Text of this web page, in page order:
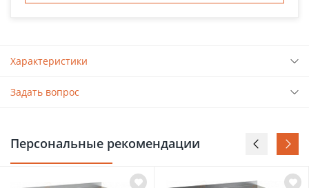
Характеристики
Задать вопрос
Персональные рекомендации